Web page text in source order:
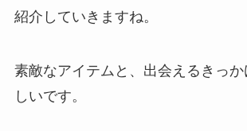
紹介していきますね。
素敵なアイテムと、出会えるきっ
しいです。